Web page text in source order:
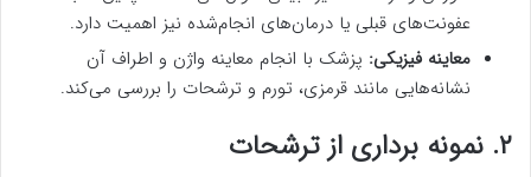
عفونت‌های قبلی یا درمان‌های انجام‌شده نیز اهمیت دارد.
معاینه فیزیکی: پزشک با انجام معاینه واژن و اطراف آن
نشانه‌هایی مانند قرمزی، تورم و ترشحات را بررسی می‌کند.
۲. نمونه برداری از ترشحات